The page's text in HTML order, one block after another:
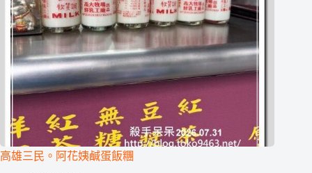
高雄三民。阿花姨鹹蛋飯糰